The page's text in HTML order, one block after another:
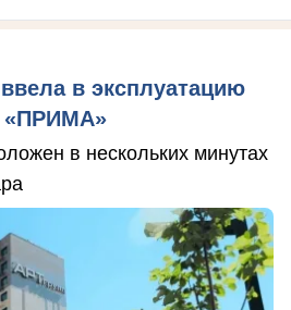
в эксплуатацию
«ПРИМА»
в нескольких минутах